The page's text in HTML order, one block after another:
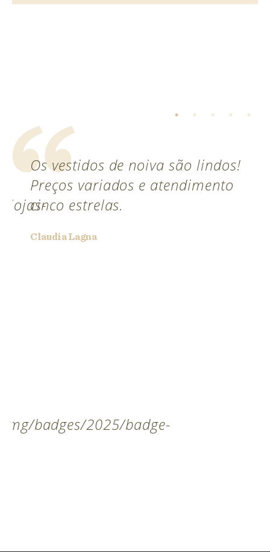
lojas-
badges/2025/badge-
Os vestidos de noiva são lindos!
Preços variados e atendimento
cinco estrelas.
Claudia Lagna